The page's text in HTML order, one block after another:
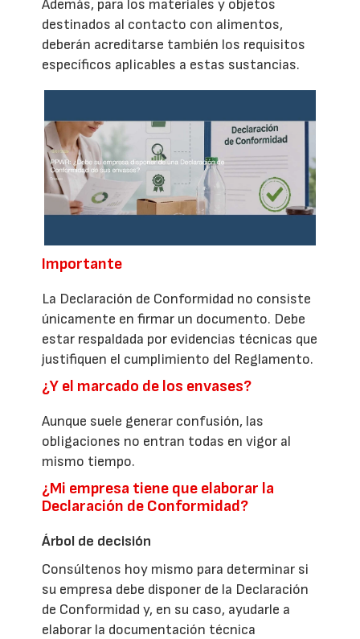
Además, para los materiales y objetos
destinados al contacto con alimentos,
deberán acreditarse también los requisitos
específicos aplicables a estas sustancias.
Importante
La Declaración de Conformidad no consiste
únicamente en firmar un documento. Debe
estar respaldada por evidencias técnicas que
justifiquen el cumplimiento del Reglamento.
¿Y el marcado de los envases?
Aunque suele generar confusión, las
obligaciones no entran todas en vigor al
mismo tiempo.
¿Mi empresa tiene que elaborar la
Declaración de Conformidad?
Árbol de decisión
Consúltenos hoy mismo para determinar si
su empresa debe disponer de la Declaración
de Conformidad y, en su caso, ayudarle a
elaborar la documentación técnica